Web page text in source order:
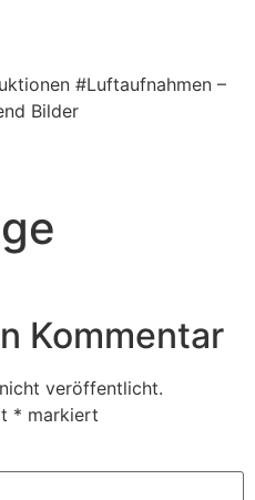
#Luftaufnahmen –
Bilder
Kommentar
veröffentlicht.
* markiert